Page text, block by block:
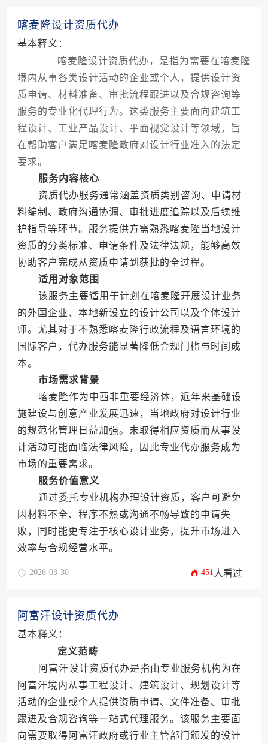
喀麦隆设计资质代办
基本释义：
喀麦隆设计资质代办，是指为需要在喀麦隆
境内从事各类设计活动的企业或个人，提供设计资
质申请、材料准备、审批流程跟进以及合规咨询等
服务的专业化代理行为。这类服务主要面向建筑工
程设计、工业产品设计、平面视觉设计等领域，旨
在帮助客户满足喀麦隆政府对设计行业准入的法定
要求。
服务内容核心
资质代办服务通常涵盖资质类别咨询、申请材
料编制、政府沟通协调、审批进度追踪以及后续维
护指导等环节。服务提供方需熟悉喀麦隆当地设计
资质的分类标准、申请条件及法律法规，能够高效
协助客户完成从资质申请到获批的全过程。
适用对象范围
该服务主要适用于计划在喀麦隆开展设计业务
的外国企业、本地新设立的设计公司以及个体设计
师。尤其对于不熟悉喀麦隆行政流程及语言环境的
国际客户，代办服务能显著降低合规门槛与时间成
本。
市场需求背景
喀麦隆作为中西非重要经济体，近年来基础设
施建设与创意产业发展迅速，当地政府对设计行业
的规范化管理日益加强。未取得相应资质而从事设
计活动可能面临法律风险，因此专业代办服务成为
市场的重要需求。
服务价值意义
通过委托专业机构办理设计资质，客户可避免
因材料不全、程序不熟或沟通不畅导致的申请失
败，同时能更专注于核心设计业务，提升市场进入
效率与合规经营水平。
2026-03-30 451 人看过
阿富汗设计资质代办
基本释义：
定义范畴
阿富汗设计资质代办是指由专业服务机构为在
阿富汗境内从事工程设计、建筑设计、规划设计等
活动的企业或个人提供资质申请、文件准备、审批
跟进及合规咨询等一站式代理服务。该服务主要面
向需要取得阿富汗政府或行业主管部门颁发的设计